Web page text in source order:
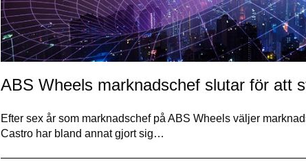
ABS Wheels marknadschef slutar för att
Efter sex år som marknadschef på ABS Wheels väljer
Castro har bland annat gjort sig…